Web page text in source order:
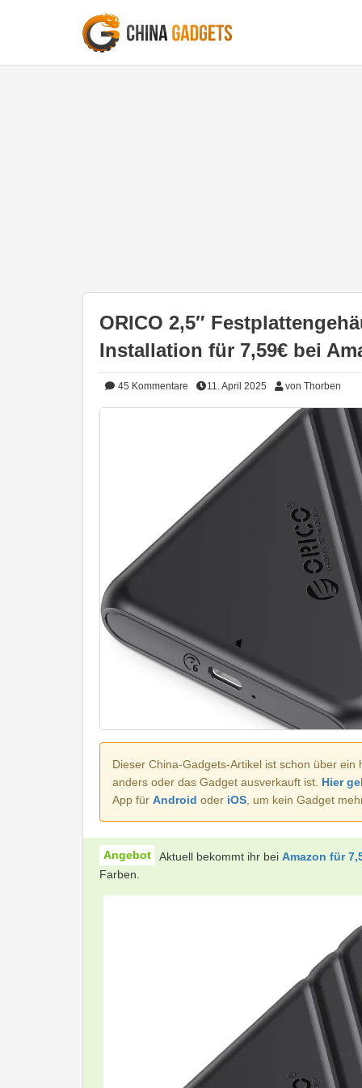
ORICO 2,5″
Installation für 7,59€ bei
45 Kommentare 11. April 2025 von Thorben
Dieser China-Gadgets-Artikel ist schon über
anders oder das Gadget ausverkauft ist. Hier
App für Android oder iOS , um kein Gadget
Aktuell bekommt ihr bei Amazon für
Farben.